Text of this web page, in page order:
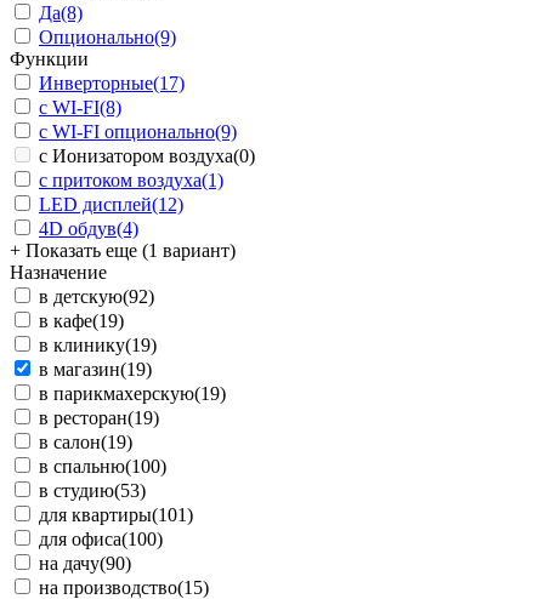
Да(8)
Опционально(9)
Функции
Инверторные(17)
с WI-FI(8)
с WI-FI опционально(9)
с Ионизатором воздуха(0)
с притоком воздуха(1)
LED дисплей(12)
4D обдув(4)
+ Показать еще (1 вариант)
Назначение
в детскую(92)
в кафе(19)
в клинику(19)
в магазин(19)
в парикмахерскую(19)
в ресторан(19)
в салон(19)
в спальню(100)
в студию(53)
для квартиры(101)
для офиса(100)
на дачу(90)
на производство(15)